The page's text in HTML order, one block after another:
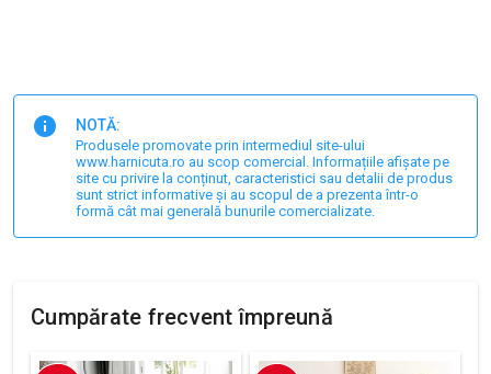
NOTĂ:
Produsele promovate prin intermediul site-ului
www.harnicuta.ro au scop comercial. Informațiile afișate pe
site cu privire la conținut, caracteristici sau detalii de produs
sunt strict informative și au scopul de a prezenta într-o
formă cât mai generală bunurile comercializate.
Cumpărate frecvent împreună